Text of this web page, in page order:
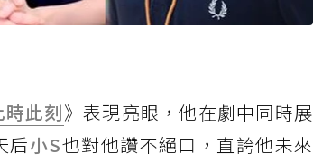
時此刻》表現亮眼，他在劇中同時展
后小S也對他讚不絕口，直誇他未來